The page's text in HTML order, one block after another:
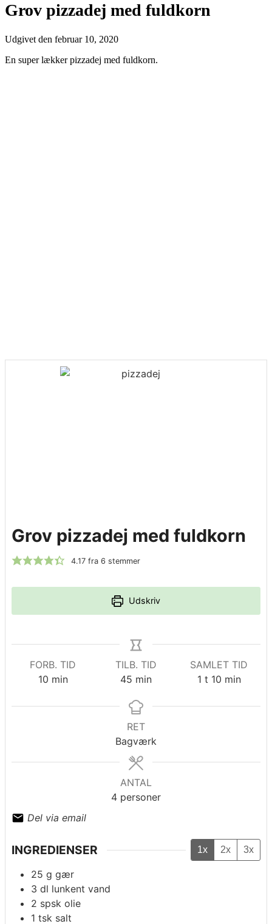
Grov pizzadej med fuldkorn
Udgivet den februar 10, 2020
En super lækker pizzadej med fuldkorn.
Grov pizzadej med fuldkorn
4.17fra 6 stemmer
Udskriv
FORB. TID
10minutter
min
TILB. TID
45 minutter
min
SAMLET TID
1time
t 10minutter
min
RET
Bagværk
ANTAL
4 personer
Del via email
INGREDIENSER 1x 2x 3x
25 g gær
3 dl lunkent vand
2 spsk olie
1 tsk salt